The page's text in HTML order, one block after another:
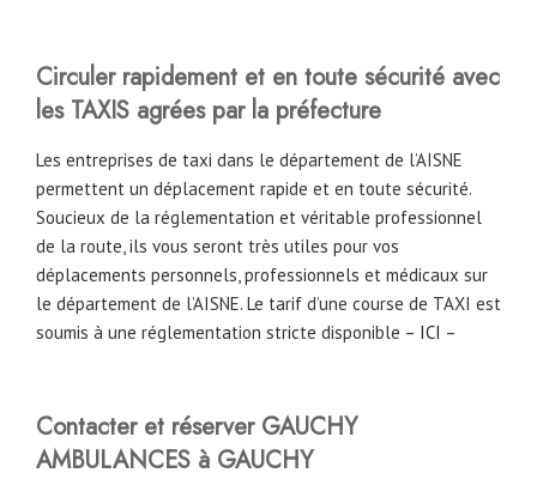
Circuler rapidement et en toute sécurité avec
les TAXIS agrées par la préfecture
Les entreprises de taxi dans le département de l’AISNE
permettent un déplacement rapide et en toute sécurité.
Soucieux de la réglementation et véritable professionnel
de la route, ils vous seront très utiles pour vos
déplacements personnels, professionnels et médicaux sur
le département de l’AISNE. Le tarif d’une course de TAXI est
soumis à une réglementation stricte disponible – ICI –
Contacter et réserver GAUCHY
AMBULANCES à GAUCHY